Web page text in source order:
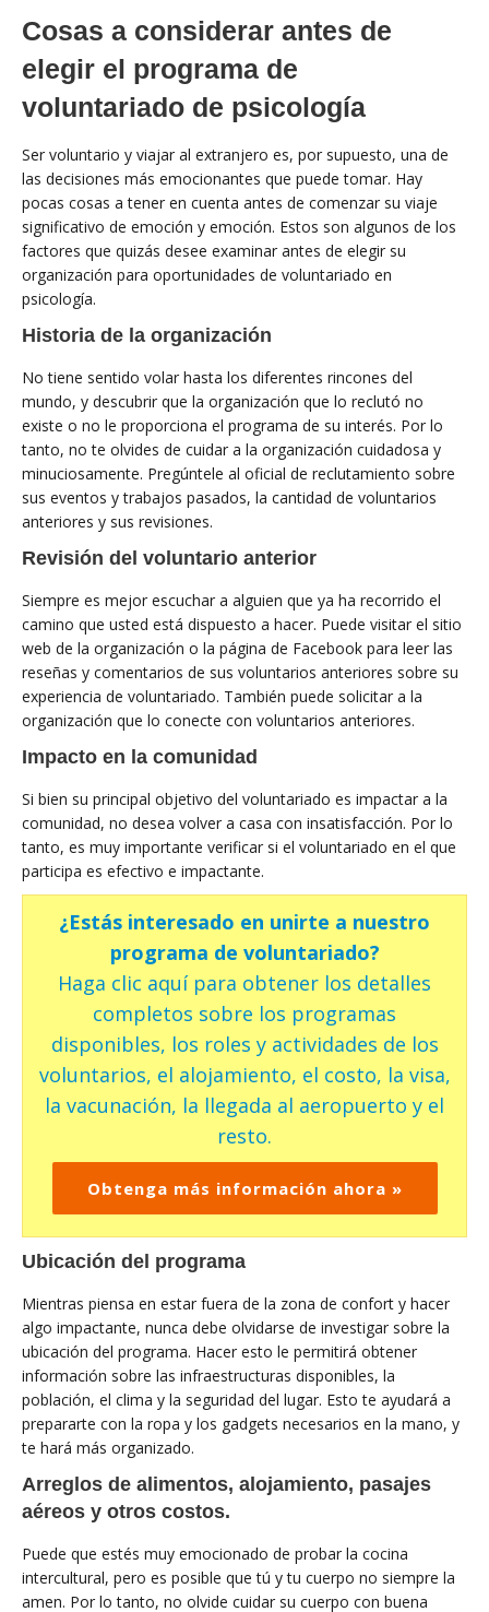
Cosas a considerar antes de
elegir el programa de
voluntariado de psicología
Ser voluntario y viajar al extranjero es, por supuesto, una de
las decisiones más emocionantes que puede tomar. Hay
pocas cosas a tener en cuenta antes de comenzar su viaje
significativo de emoción y emoción. Estos son algunos de los
factores que quizás desee examinar antes de elegir su
organización para oportunidades de voluntariado en
psicología.
Historia de la organización
No tiene sentido volar hasta los diferentes rincones del
mundo, y descubrir que la organización que lo reclutó no
existe o no le proporciona el programa de su interés. Por lo
tanto, no te olvides de cuidar a la organización cuidadosa y
minuciosamente. Pregúntele al oficial de reclutamiento sobre
sus eventos y trabajos pasados, la cantidad de voluntarios
anteriores y sus revisiones.
Revisión del voluntario anterior
Siempre es mejor escuchar a alguien que ya ha recorrido el
camino que usted está dispuesto a hacer. Puede visitar el sitio
web de la organización o la página de Facebook para leer las
reseñas y comentarios de sus voluntarios anteriores sobre su
experiencia de voluntariado. También puede solicitar a la
organización que lo conecte con voluntarios anteriores.
Impacto en la comunidad
Si bien su principal objetivo del voluntariado es impactar a la
comunidad, no desea volver a casa con insatisfacción. Por lo
tanto, es muy importante verificar si el voluntariado en el que
participa es efectivo e impactante.
¿Estás interesado en unirte a nuestro
programa de voluntariado?
Haga clic aquí para obtener los detalles
completos sobre los programas
disponibles, los roles y actividades de los
voluntarios, el alojamiento, el costo, la visa,
la vacunación, la llegada al aeropuerto y el
resto.
Obtenga más información ahora »
Ubicación del programa
Mientras piensa en estar fuera de la zona de confort y hacer
algo impactante, nunca debe olvidarse de investigar sobre la
ubicación del programa. Hacer esto le permitirá obtener
información sobre las infraestructuras disponibles, la
población, el clima y la seguridad del lugar. Esto te ayudará a
prepararte con la ropa y los gadgets necesarios en la mano, y
te hará más organizado.
Arreglos de alimentos, alojamiento, pasajes
aéreos y otros costos.
Puede que estés muy emocionado de probar la cocina
intercultural, pero es posible que tú y tu cuerpo no siempre la
amen. Por lo tanto, no olvide cuidar su cuerpo con buena